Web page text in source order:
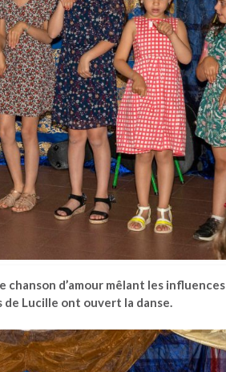
d’amour mêlant les influences
de Lucille ont ouvert la danse.